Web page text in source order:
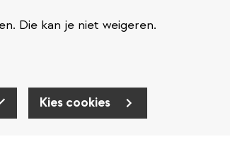
Die kan je niet weigeren.
Kies cookies